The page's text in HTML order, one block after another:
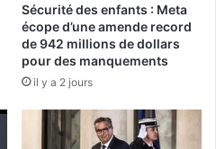
Sécurité des enfants : Meta
écope d’une amende record
de 942 millions de dollars
pour des manquements
il y a 2 jours